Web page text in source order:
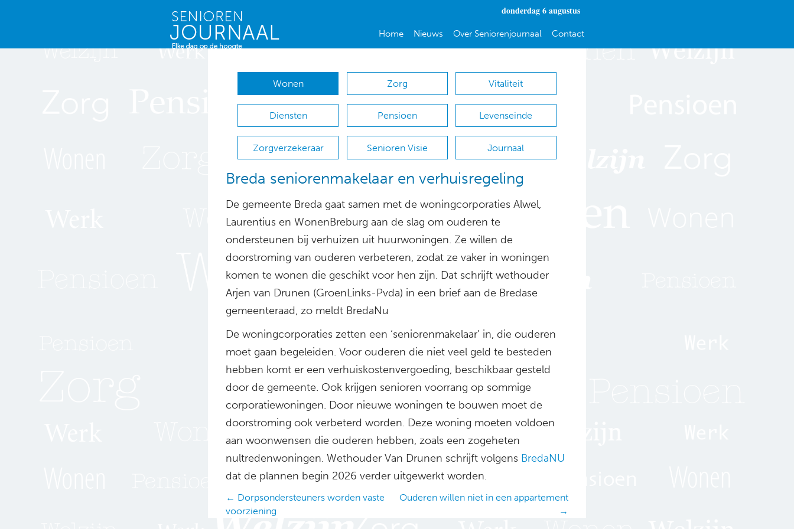
donderdag 6 augustus
Home Nieuws Over Seniorenjournaal Contact
Wonen Zorg Vitaliteit
Diensten Pensioen Levenseinde
Zorgverzekeraar Senioren Visie Journaal
Breda seniorenmakelaar en verhuisregeling
De gemeente Breda gaat samen met de woningcorporaties Alwel,
Laurentius en WonenBreburg aan de slag om ouderen te
ondersteunen bij verhuizen uit huurwoningen. Ze willen de
doorstroming van ouderen verbeteren, zodat ze vaker in woningen
komen te wonen die geschikt voor hen zijn. Dat schrijft wethouder
Arjen van Drunen (GroenLinks-Pvda) in een brief aan de Bredase
gemeenteraad, zo meldt BredaNu
De woningcorporaties zetten een ‘seniorenmakelaar’ in, die ouderen
moet gaan begeleiden. Voor ouderen die niet veel geld te besteden
hebben komt er een verhuiskostenvergoeding, beschikbaar gesteld
door de gemeente. Ook krijgen senioren voorrang op sommige
corporatiewoningen. Door nieuwe woningen te bouwen moet de
doorstroming ook verbeterd worden. Deze woning moeten voldoen
aan woonwensen die ouderen hebben, zoals een zogeheten
nultredenwoningen. Wethouder Van Drunen schrijft volgens BredaNU
dat de plannen begin 2026 verder uitgewerkt worden.
Posts
navigation
← Dorpsondersteuners worden vaste
voorziening
Ouderen willen niet in een appartement
→